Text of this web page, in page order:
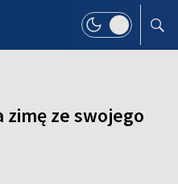
zimę ze swojego